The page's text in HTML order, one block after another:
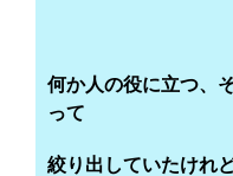
何か人の役に立つ、
って
絞り出していたけれど